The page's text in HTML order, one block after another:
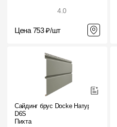
4.0
Цена 753 ₽/шт
Сайдинг брус Docke Натур
D6S
Пихта